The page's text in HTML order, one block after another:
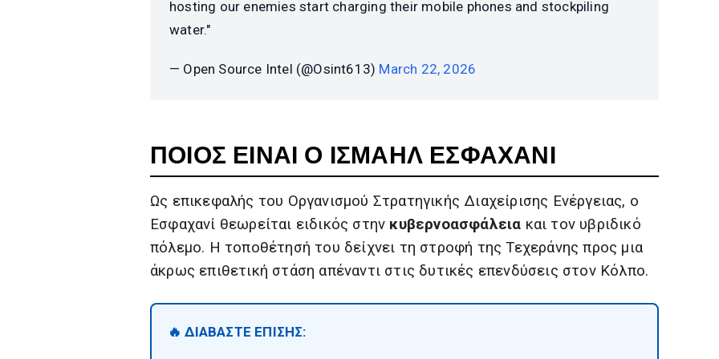
hosting our enemies start charging their mobile phones and stockpiling
water."
— Open Source Intel (@Osint613) March 22, 2026
ΠΟΙΟΣ ΕΙΝΑΙ Ο ΙΣΜΑΗΛ ΕΣΦΑΧΑΝΙ
Ως επικεφαλής του Οργανισμού Στρατηγικής Διαχείρισης Ενέργειας, ο
Εσφαχανί θεωρείται ειδικός στην κυβερνοασφάλεια και τον υβριδικό
πόλεμο. Η τοποθέτησή του δείχνει τη στροφή της Τεχεράνης προς μια
άκρως επιθετική στάση απέναντι στις δυτικές επενδύσεις στον Κόλπο.
🔥 ΔΙΑΒΑΣΤΕ ΕΠΙΣΗΣ: